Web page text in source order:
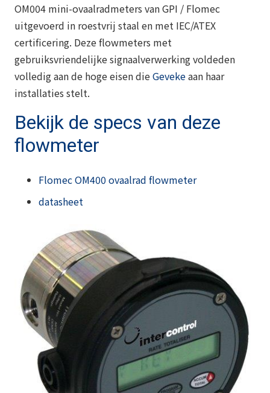
OM004 mini-ovaalradmeters van GPI / Flomec
uitgevoerd in roestvrij staal en met IEC/ATEX
certificering. Deze flowmeters met
gebruiksvriendelijke signaalverwerking voldeden
volledig aan de hoge eisen dieGevekeaan haar
installaties stelt.
Bekijk de specs van deze
flowmeter
Flomec OM400 ovaalrad flowmeter
datasheet